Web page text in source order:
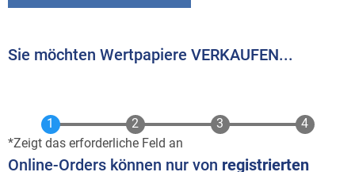
Sie möchten Wertpapiere VERKAUFEN...
Zeigt das erforderliche Feld an
Online-Orders können nur von registrierten